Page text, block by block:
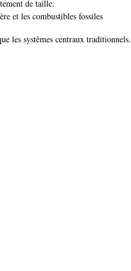
de taille.
et les combustibles fossiles
les systèmes centraux traditionnels.